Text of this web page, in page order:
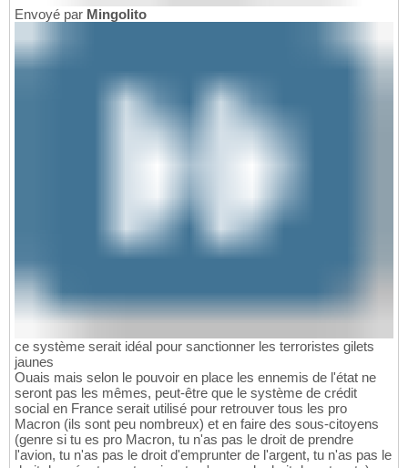
Envoyé par Mingolito
ce système serait idéal pour sanctionner les terroristes gilets
jaunes
Ouais mais selon le pouvoir en place les ennemis de l'état ne
seront pas les mêmes, peut-être que le système de crédit
social en France serait utilisé pour retrouver tous les pro
Macron (ils sont peu nombreux) et en faire des sous-citoyens
(genre si tu es pro Macron, tu n'as pas le droit de prendre
l'avion, tu n'as pas le droit d'emprunter de l'argent, tu n'as pas le